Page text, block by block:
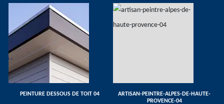
PEINTURE DESSOUS DE TOIT 04
ARTISAN-PEINTRE-ALPES-DE-HAUTE-
PROVENCE-04